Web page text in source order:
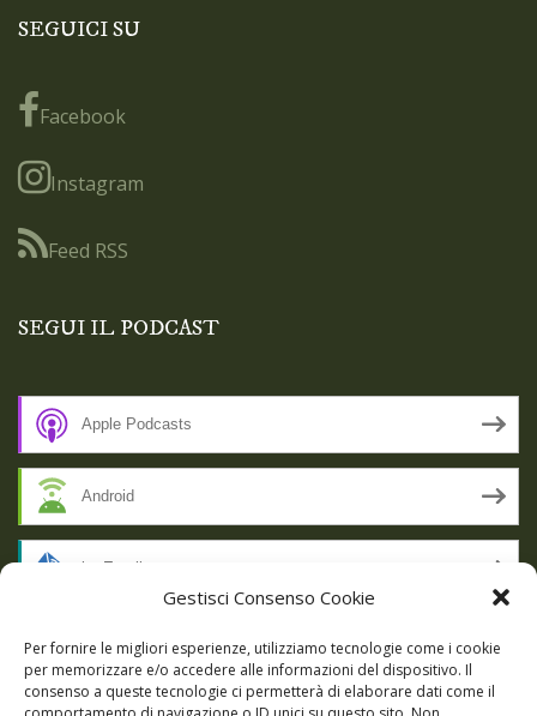
Gestisci Consenso Cookie
Per fornire le migliori esperienze, utilizziamo tecnologie come i cookie
per memorizzare e/o accedere alle informazioni del dispositivo. Il
consenso a queste tecnologie ci permetterà di elaborare dati come il
SEGUICI SU
Facebook
Instagram
Feed RSS
SEGUI IL PODCAST
Apple Podcasts
Android
by Email
RSS